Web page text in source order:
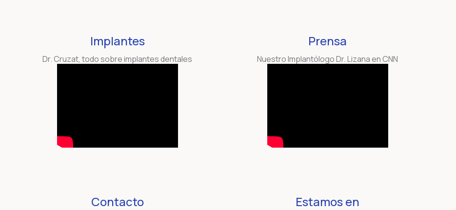
Implantes
Dr. Cruzat, todo sobre implantes dentales
Contacto
Prensa
Nuestro Implantólogo Dr. Lizana en CNN
Estamos en